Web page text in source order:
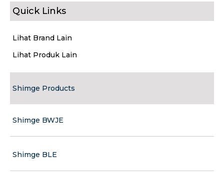
Quick Links
Lihat Brand Lain
Lihat Produk Lain
Shimge Products
Shimge BWJE
Shimge BLE